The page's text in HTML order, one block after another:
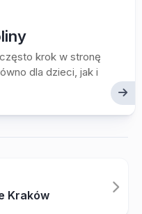
krok w stronę
dla dzieci, jak i
Kraków